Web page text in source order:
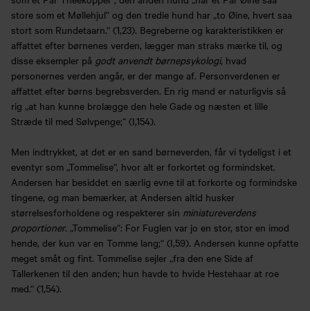
store som et Møllehjul“ og den tredie hund har „to Øine, hvert saa
stort som Rundetaarn.“ (1,23). Begreberne og karakteristikken er
affattet efter børnenes verden, lægger man straks mærke til, og
disse eksempler på godt anvendt børnepsykologi, hvad
personernes verden angår, er der mange af. Personverdenen er
affattet efter børns begrebsverden. En rig mand er naturligvis så
rig „at han kunne brolægge den hele Gade og næsten et lille
Stræde til med Sølvpenge;“ (I,154).
Men indtrykket, at det er en sand børneverden, får vi tydeligst i et
eventyr som „Tommelise“, hvor alt er forkortet og formindsket.
Andersen har besiddet en særlig evne til at forkorte og formindske
tingene, og man bemærker, at Andersen altid husker
størrelsesforholdene og respekterer sin miniatureverdens
proportioner. „Tommelise“: For Fuglen var jo en stor, stor en imod
hende, der kun var en Tomme lang;“ (I,59). Andersen kunne opfatte
meget småt og fint. Tommelise sejler „fra den ene Side af
Tallerkenen til den anden; hun havde to hvide Hestehaar at roe
med.“ (1,54).